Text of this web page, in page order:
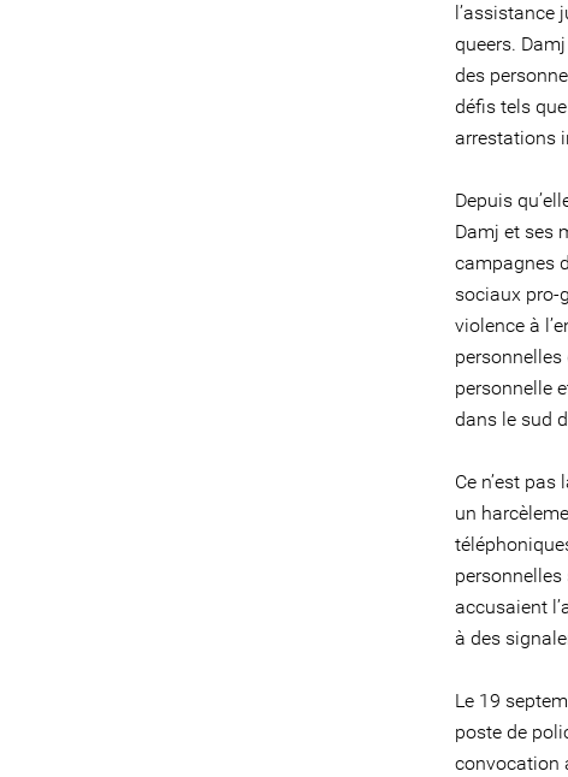
l’assistance
queers.
des
défis tels
arrestations
Depuis
Damj et ses
campagnes
sociaux pro-
violence à
personnelle
dans le sud
Ce n’est
un
accusaient
à des
Le 19
poste de
convocation